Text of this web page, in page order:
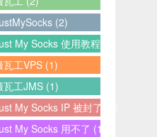
(2)
My Socks 使用教程 (2)
瓦工VPS (1)
瓦工JMS (1)
My Socks IP 被封了 (1)
My Socks 用不了 (1)